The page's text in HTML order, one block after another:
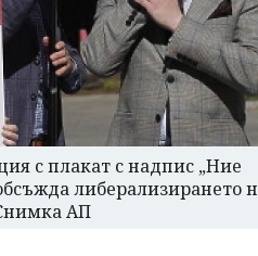
с плакат с надпис „Ние
либерализирането
АП